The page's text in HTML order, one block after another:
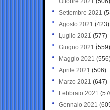
Settembre 2021
Agosto 2021 (423)
Luglio 2021 (577)
Giugno 2021(559)
Maggio 2021
Aprile 2021 (506)
Marzo 2021 (647)
Febbraio 2021
Gennaio 2021